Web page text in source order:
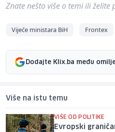
Znate nešto više o temi ili želite
Vijeće ministara BiH Frontex
Dodajte Klix.ba među
Više na istu temu
VIŠE OD POLITIKE
Evropski